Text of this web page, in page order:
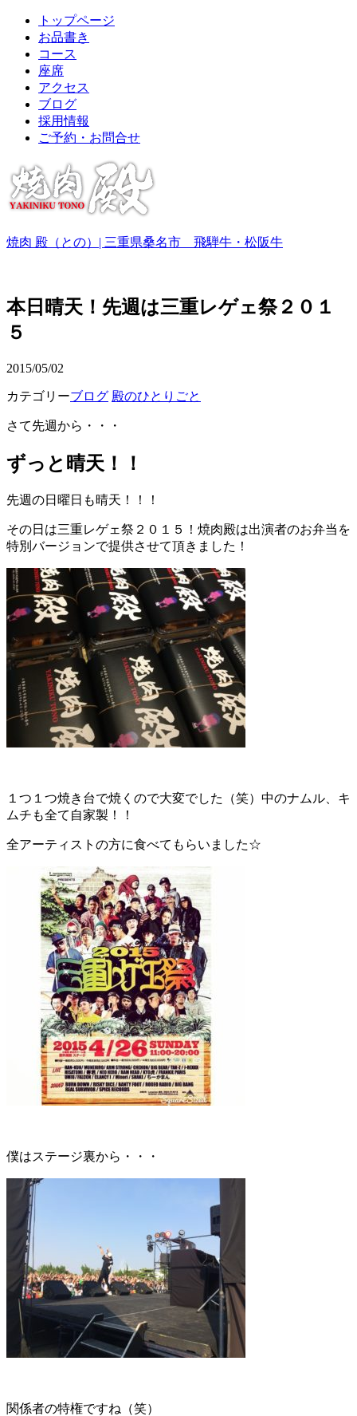
トップページ
お品書き
コース
座席
アクセス
ブログ
採用情報
ご予約・お問合せ
焼肉 殿（との）| 三重県桑名市 飛騨牛・松阪牛
本日晴天！先週は三重レゲェ祭２０１
５
2015/05/02
カテゴリーブログ 殿のひとりごと
さて先週から・・・
ずっと晴天！！
先週の日曜日も晴天！！！
その日は三重レゲェ祭２０１５！焼肉殿は出演者のお弁当を
特別バージョンで提供させて頂きました！
１つ１つ焼き台で焼くので大変でした（笑）中のナムル、キ
ムチも全て自家製！！
全アーティストの方に食べてもらいました☆
僕はステージ裏から・・・
関係者の特権ですね（笑）